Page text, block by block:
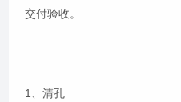
交付验收。
1、清孔